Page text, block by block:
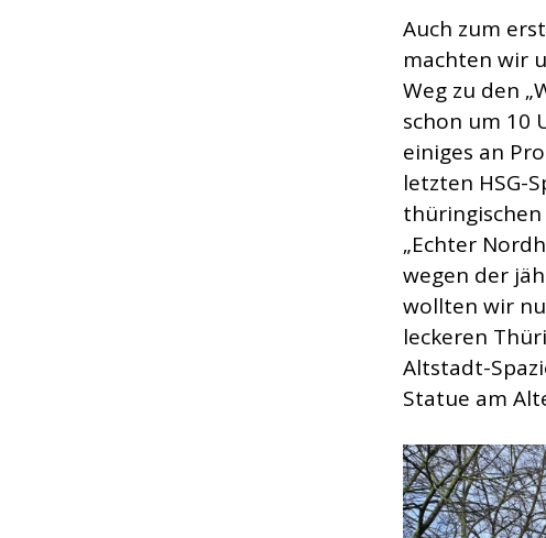
Auch zum
machten wir
Weg zu den
schon um 10
einiges an
letzten HSG-
„Echter
wegen der
wollten wir
leckeren
Altstadt-
Statue am